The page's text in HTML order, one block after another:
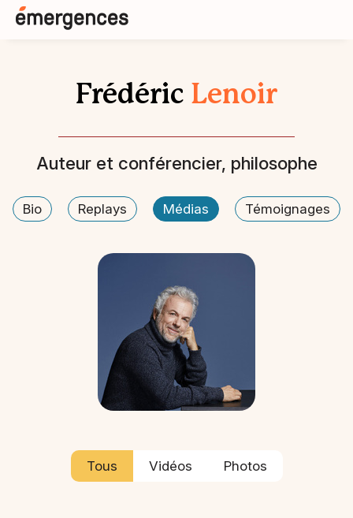
Frédéric Lenoir
Auteur et conférencier, philosophe
Bio Replays Médias Témoignages
Tous Vidéos Photos